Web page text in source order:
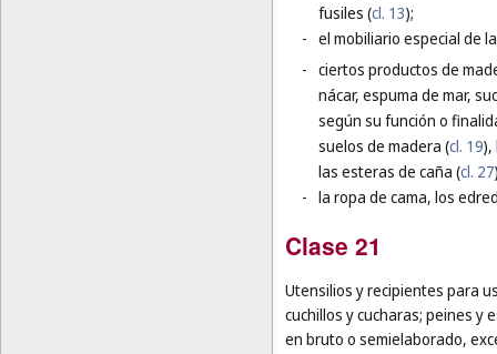
fusiles (cl. 13);
- el mobiliario especial de
- ciertos productos de
nácar, espuma de mar,
según su función o
suelos de madera (cl. 19),
las esteras de caña (cl. 27
- la ropa de cama, los
Clase 21
Utensilios y recipientes para
cuchillos y cucharas; peines y
en bruto o semielaborado,